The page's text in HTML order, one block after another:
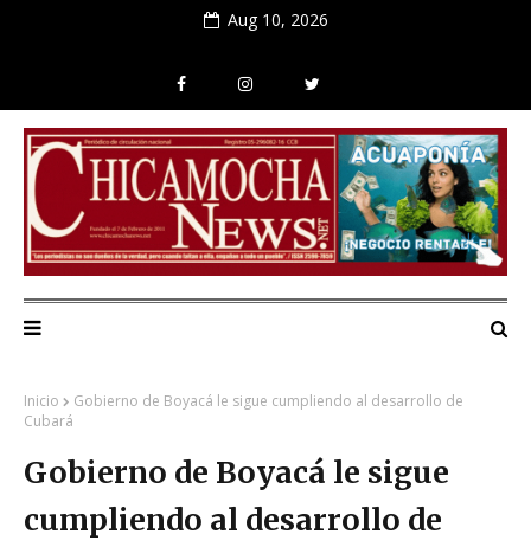
Aug 10, 2026
Inicio
Gobierno de Boyacá le sigue cumpliendo al desarrollo de
Cubará
Gobierno de Boyacá le sigue
cumpliendo al desarrollo de